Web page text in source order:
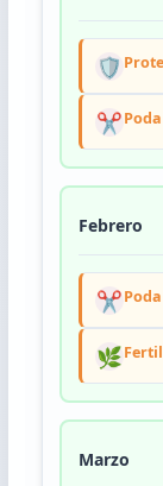
🛡️
✂️
Febrero
✂️
🌿
Marzo